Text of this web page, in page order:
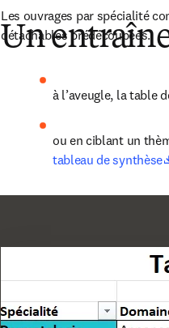
Les ouvrages par spécialité
détachables prédécoupées.
Un
à l’aveugle, la table
ou en ciblant un
tableau de synthèse